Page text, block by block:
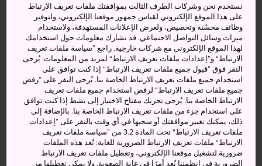
الكلمات المفتاحية الخريطة
منتجع تزلج شهير تغطيه الثلوج
الهشة وبالقرب منه ينابيع مياه
ساخنة
تقع مدينةميوكو في جنوبمقاطعة نيغاتا
الشهيرة على
مستوى البلاد بمنتجعات التزلج، ومن أشهر تلك المنتجعات منتجع
أكاكورا أونسن للتزلج.
نستخدم نحن وشركات الطرف الثالث بموافقتك ملفات تعريف الارتباط
على هذا الموقع الإلكتروني لقياس جمهور موقعنا الإلكتروني، ولتوفير
وظائف محسّنة وتخصيص، ولعرض الإعلانات المستهدفة، ولاستخدام
ميزات وسائل التواصل الاجتماعي. قد نشارك معلومات حول استخدامك
لهذا الموقع الإلكتروني مع شركات خارجية. راجع ”سياسة ملفات تعريف
الارتباط“ و”إعدادات ملفات تعريف الارتباط“ لمزيد من المعلومات. يُرجى
النقر فوق ”قبول جميع ملفات تعريف الارتباط“ إذا كنت توافق على
استخدام جميع ملفات تعريف الارتباط الخاصة بنا. يُرجى النقر على ”رفض
جميع ملفات تعريف الارتباط“ لرفض استخدام جميع ملفات تعريف
الارتباط الخاصة بنا. يُرجى تحريك مفتاح الاختيار إلى نشط إذا كنت توافق
على استخدام جزء من ملفات تعريف الارتباط الخاصة بنا. بالإضافة إلى
ذلك، يمكنك تغيير موافقتك أو سحبها في أي وقت بالنقر على ”إعدادات
ملفات تعريف الارتباط“ تحت المادة 3.2 من ”سياسة ملفات تعريف
الارتباط“ ملفات تعريف الارتباط الضرورية للغاية: تُعد هذه الملفات
ضرورية لتشغيل موقعنا الإلكتروني، وتعطيل ملفات تعريف الارتباط
الضرورية في انظمتنا يُعد أمرًا في غاية الصعوبة. ولا يمكن تعطيلها من